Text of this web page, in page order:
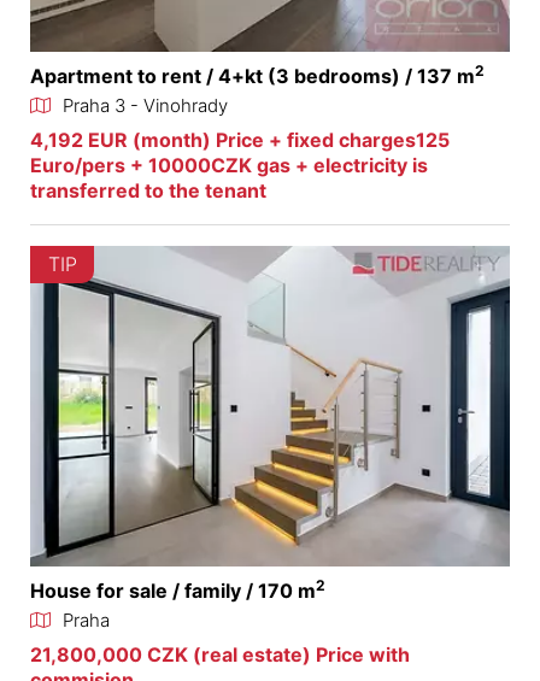
Apartment to rent / 4+kt (3 bedrooms) / 137 m2
Praha 3 - Vinohrady
4,192 EUR (month) Price + fixed charges125
Euro/pers + 10000CZK gas + electricity is
transferred to the tenant
TIP
House for sale / family / 170 m2
Praha
21,800,000 CZK (real estate) Price with